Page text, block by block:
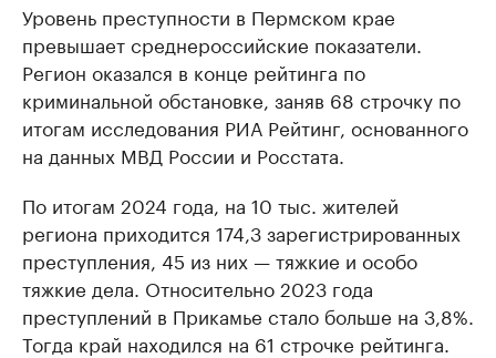
Уровень преступности в Пермском крае
превышает среднероссийские показатели.
Регион оказался в конце рейтинга по
криминальной обстановке, заняв 68 строчку по
итогам исследования РИА Рейтинг, основанного
на данных МВД России и Росстата.
По итогам 2024 года, на 10 тыс. жителей
региона приходится 174,3 зарегистрированных
преступления, 45 из них — тяжкие и особо
тяжкие дела. Относительно 2023 года
преступлений в Прикамье стало больше на 3,8%.
Тогда край находился на 61 строчке рейтинга.